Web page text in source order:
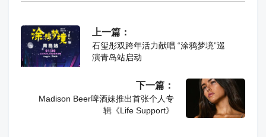
上一篇：
石玺彤双跨年活力献唱 “涂鸦梦境”巡
演青岛站启动
下一篇：
Madison Beer啤酒妹推出首张个人专
辑《Life Support》